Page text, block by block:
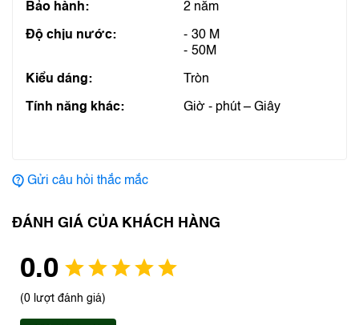
Bảo hành: 2 năm
Độ chịu nước:
30 M
50M
Kiểu dáng: Tròn
Tính năng khác: Giờ - phút – Giây
Gửi câu hỏi thắc mắc
ĐÁNH GIÁ CỦA KHÁCH HÀNG
0.0
(0 lượt đánh giá)